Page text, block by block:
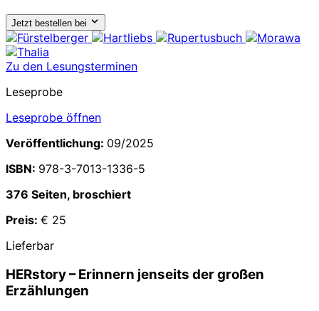
Jetzt bestellen bei
Zu den Lesungsterminen
Leseprobe
Leseprobe öffnen
Veröffentlichung: 09/2025
ISBN: 978-3-7013-1336-5
376 Seiten, broschiert
Preis: € 25
Lieferbar
HERstory – Erinnern jenseits der großen
Erzählungen